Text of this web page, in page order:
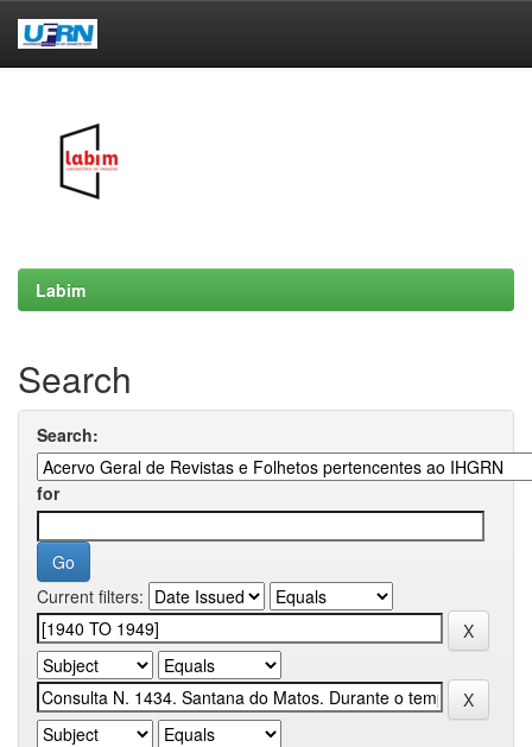
Labim
Search
Search:
for
Current filters: